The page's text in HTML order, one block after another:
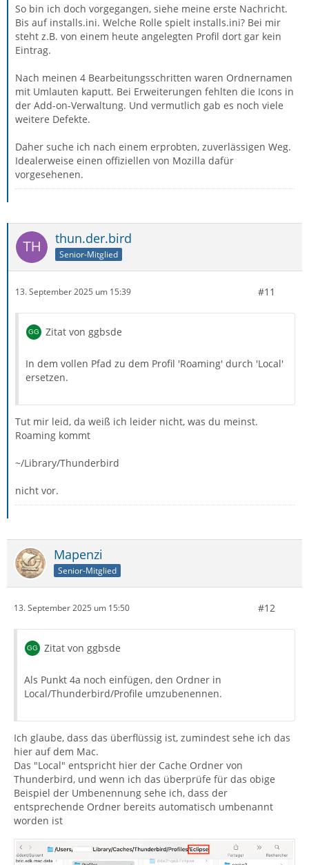
So bin ich doch vorgegangen, siehe meine erste Nachricht.
Bis auf installs.ini. Welche Rolle spielt installs.ini? Bei mir
steht z.B. von einem heute angelegten Profil dort gar kein
Eintrag.
Nach meinen 4 Bearbeitungsschritten waren Ordnernamen
mit Umlauten kaputt. Bei Erweiterungen fehlten die Icons in
der Add-on-Verwaltung. Und vermutlich gab es noch viele
weitere Defekte.
Daher suche ich nach einem erprobten, zuverlässigen Weg.
Idealerweise einen offiziellen von Mozilla dafür
vorgesehenen.
thun.der.bird
Senior-Mitglied
13. September 2025 um 15:39 #11
Zitat von ggbsde
In dem vollen Pfad zu dem Profil 'Roaming' durch 'Local'
ersetzen.
Tut mir leid, da weiß ich leider nicht, was du meinst.
Roaming kommt
~/Library/Thunderbird
nicht vor.
Mapenzi
Senior-Mitglied
13. September 2025 um 15:50 #12
Zitat von ggbsde
Als Punkt 4a noch einfügen, den Ordner in
Local/Thunderbird/Profile umzubenennen.
Ich glaube, dass das überflüssig ist, zumindest sehe ich das
hier auf dem Mac.
Das "Local" entspricht hier der Cache Ordner von
Thunderbird, und wenn ich das überprüfe für das obige
Beispiel der Umbenennung sehe ich, dass der
entsprechende Ordner bereits automatisch umbenannt
worden ist